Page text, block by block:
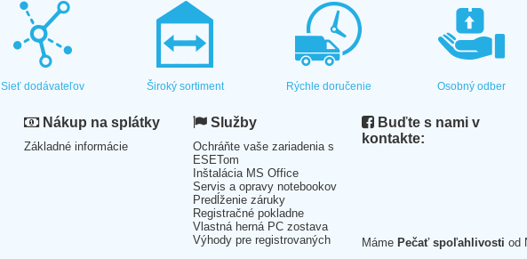
Sieť dodávateľov Široký sortiment Rýchle doručenie Osobný odber
Nákup na splátky
Základné informácie
Služby
Ochráňte vaše zariadenia s
ESETom
Inštalácia MS Office
Servis a opravy notebookov
Predĺženie záruky
Registračné pokladne
Vlastná herná PC zostava
Výhody pre registrovaných
Buďte s nami v
kontakte:
Máme Pečať spoľahlivosti od